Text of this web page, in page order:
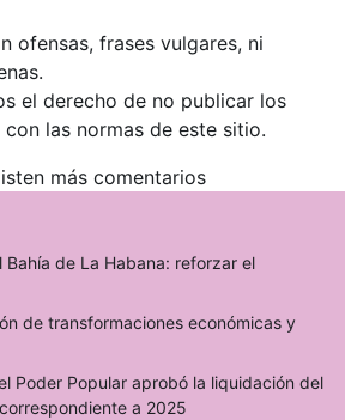
ofensas, frases vulgares, ni
el derecho de no publicar los
las normas de este sitio.
más comentarios
Bahía de La Habana: reforzar el
de transformaciones económicas y
Poder Popular aprobó la liquidación del
a 2025